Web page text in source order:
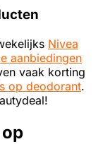
Nivea
aanbiedingen
vaak korting
op deodorant.